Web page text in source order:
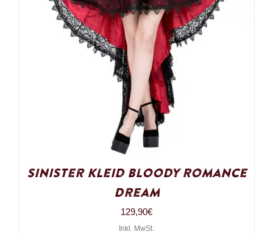
Sinister Kleid Bloody Romance
Dream
129,90€
Inkl. MwSt.